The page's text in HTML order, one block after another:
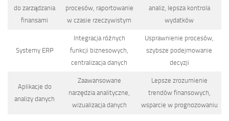
do zarządzania
finansami
procesów, raportowanie
w czasie rzeczywistym
analiz, lepsza kontrola
wydatków
Systemy ERP
Integracja różnych
funkcji biznesowych,
centralizacja danych
Usprawnienie procesów,
szybsze podejmowanie
decyzji
Aplikacje do
analizy danych
Zaawansowane
narzędzia analityczne,
wizualizacja danych
Lepsze zrozumienie
trendów finansowych,
wsparcie w prognozowaniu